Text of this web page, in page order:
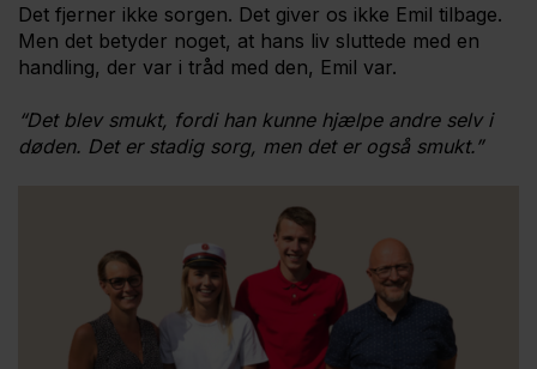
Det fjerner ikke sorgen. Det giver os ikke Emil tilbage.
Men det betyder noget, at hans liv sluttede med en
handling, der var i tråd med den, Emil var.
“Det blev smukt, fordi han kunne hjælpe andre selv i
døden. Det er stadig sorg, men det er også smukt.”